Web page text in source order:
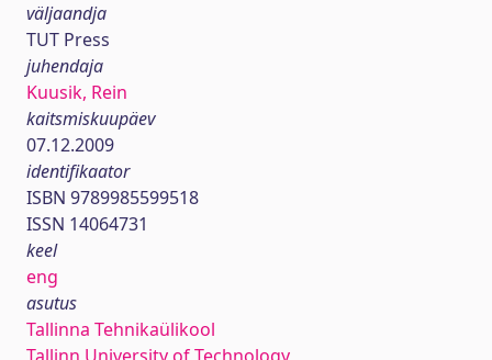
väljaandja
TUT Press
juhendaja
Kuusik, Rein
kaitsmiskuupäev
07.12.2009
identifikaator
ISBN 9789985599518
ISSN 14064731
keel
eng
asutus
Tallinna Tehnikaülikool